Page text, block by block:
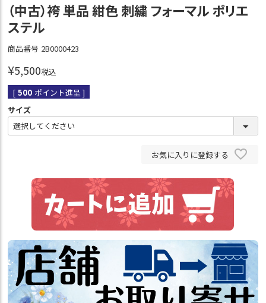
（中古）袴 単品 紺色 刺繍 フォーマル ポリエ
ステル
商品番号 2B0000423
¥5,500税込
[ 500 ポイント進呈 ]
サイズ
お気に入りに登録する